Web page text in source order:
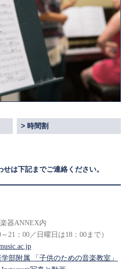
時間割
は下記までご連絡ください。
器ANNEX内
～21：00／日曜日は18：00まで）
部附属 「子供のための音楽教室」